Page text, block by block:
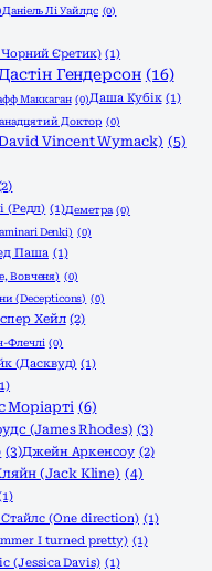
Даніель Лі Уайлдс (0)
Чорний Єретик) (1)
Дастін Гендерсон (16)
Маккаган (0)Даша Кубік (1)
Доктор (0)
Vincent Wymack) (5)
(Редл) (1)Деметра (0)
Denki) (0)
Паша (1)
Вовченя) (0)
(Decepticons) (0)
Хейл (2)
Флечлі (0)
(Дасквуд) (1)
(6)
(James Rhodes) (3)
(3)Джейн Аркенсоу (2)
(Jack Kline) (4)
(One direction) (1)
I turned pretty) (1)
(Jessica Davis) (1)